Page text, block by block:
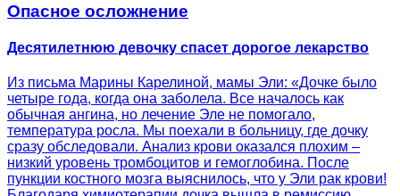
Опасное осложнение
Десятилетнюю девочку спасет дорогое лекарство
Из письма Марины Карелиной, мамы Эли: «Дочке было
четыре года, когда она заболела. Все началось как
обычная ангина, но лечение Эле не помогало,
температура росла. Мы поехали в больницу, где дочку
сразу обследовали. Анализ крови оказался плохим –
низкий уровень тромбоцитов и гемоглобина. После
пункции костного мозга выяснилось, что у Эли рак крови!